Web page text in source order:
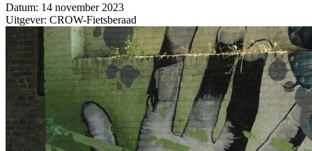
Datum: 14 november 2023
Uitgever: CROW-Fietsberaad